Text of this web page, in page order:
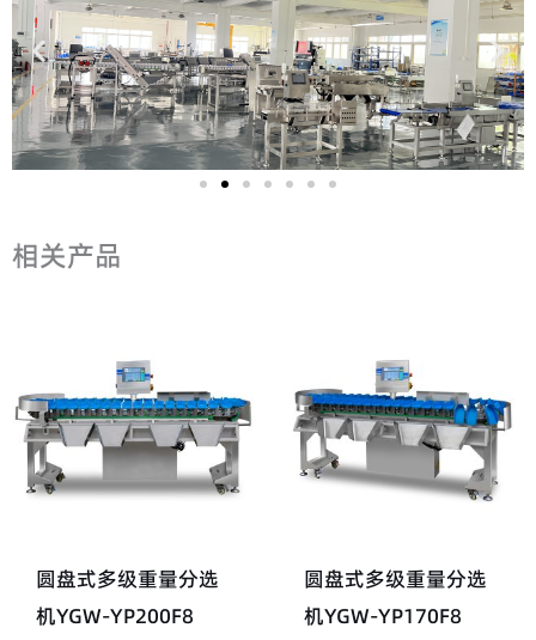
相关产品
圆盘式多级重量分选
机YGW-YP200F8
圆盘式多级重量分选
机YGW-YP170F8